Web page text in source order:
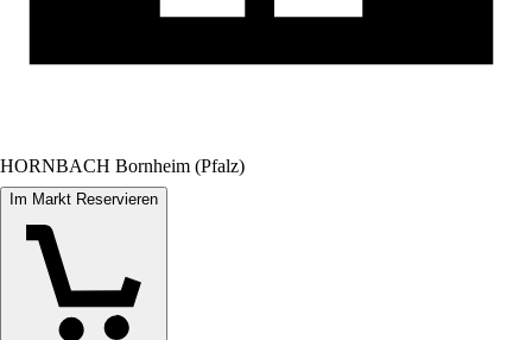
HORNBACH Bornheim (Pfalz)
Im Markt Reservieren